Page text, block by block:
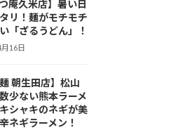
つ庵久米店】暑い日
リ！麺がモチモチ
「ざるうどん」！
16日
麺 朝生田店】松山
少ない熊本ラーメ
シャキのネギが美
ネギラーメン！